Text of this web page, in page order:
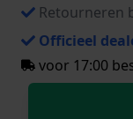
Retourneren
Officieel
voor 17:00